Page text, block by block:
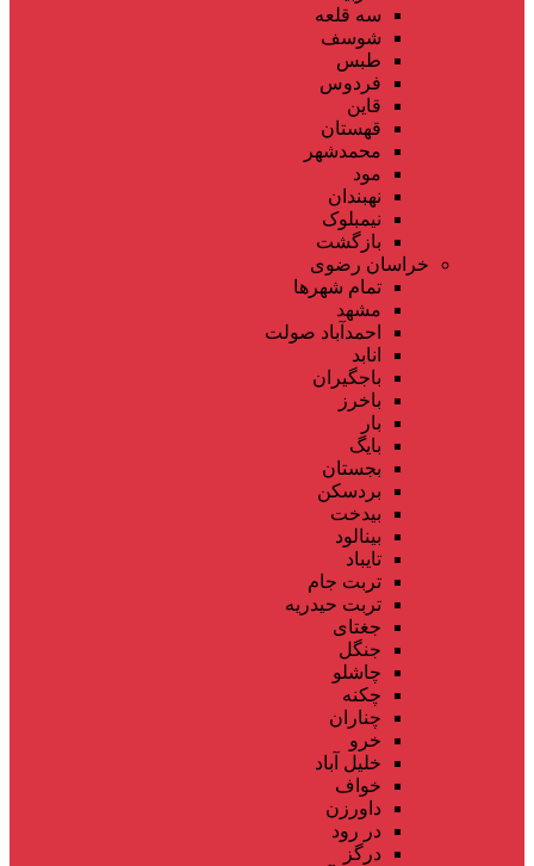
سه قلعه
شوسف
طبس
فردوس
قاین
قهستان
محمدشهر
مود
نهبندان
نیمبلوک
بازگشت
خراسان رضوی
تمام شهر‌ها
مشهد
احمدآباد صولت
انابد
باجگیران
باخرز
بار
بایگ
بجستان
بردسکن
بیدخت
بینالود
تایباد
تربت جام
تربت حیدریه
جغتای
جنگل
چاشلو
چکنه
چناران
خرو
خلیل آباد
خواف
داورزن
در رود
درگز